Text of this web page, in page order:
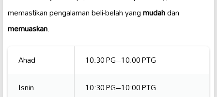
memastikan pengalaman beli-belah yangmudahdan
memuaskan.
Ahad
10:30 PG–10:00 PTG
Isnin
10:30 PG–10:00 PTG